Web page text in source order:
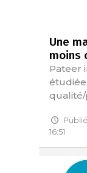
Une
moins
Pateer
qualité/
16:51